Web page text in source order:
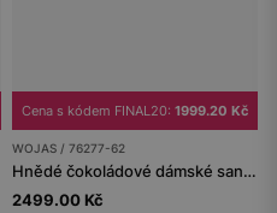
Cena s kódem FINAL20: 1999.20 Kč
WOJAS / 76277-62
Hnědé čokoládové dámské sandály ze štípenky
2499.00 Kč